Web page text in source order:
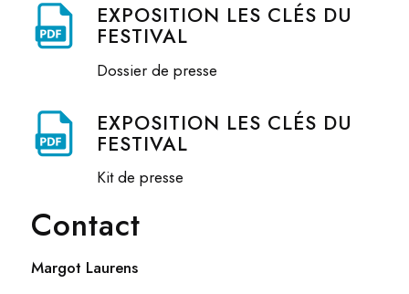
EXPOSITION LES CLÉS DU
FESTIVAL
Dossier de presse
EXPOSITION LES CLÉS DU
FESTIVAL
Kit de presse
Contact
Margot Laurens